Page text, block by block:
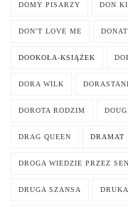
DOMY PISARZY DON
DON'T LOVE ME
DOOKOŁA-KSIĄŻEK
DORA WILK
DOROTA RODZIM
DRAG QUEEN DRAMAT
DROGA WIEDZIE PRZEZ SEN
DRUGA SZANSA